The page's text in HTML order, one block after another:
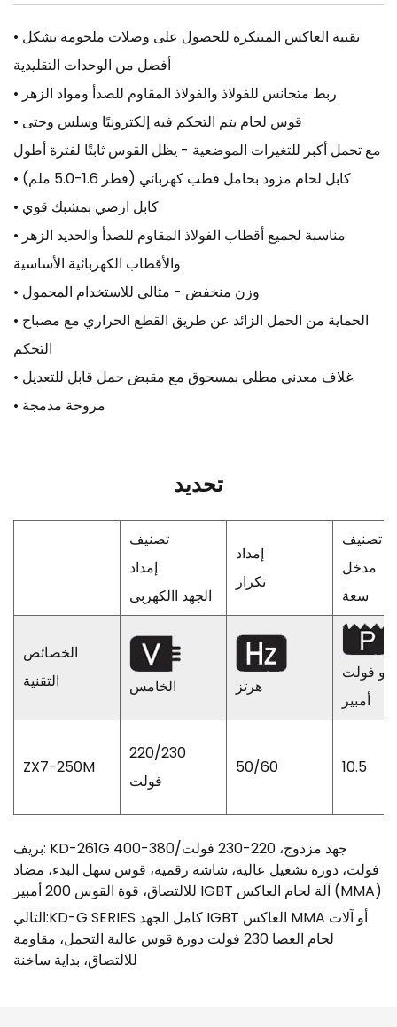
• تقنية العاكس المبتكرة للحصول على وصلات ملحومة بشكل
أفضل من الوحدات التقليدية
• ربط متجانس للفولاذ والفولاذ المقاوم للصدأ ومواد الزهر
• قوس لحام يتم التحكم فيه إلكترونيًا وسلس وحتى
مع تحمل أكبر للتغيرات الموضعية - يظل القوس ثابتًا لفترة أطول
• كابل لحام مزود بحامل قطب كهربائي (قطر 1.6-5.0 ملم)
• كابل ارضي بمشبك قوي
• مناسبة لجميع أقطاب الفولاذ المقاوم للصدأ والحديد الزهر
والأقطاب الكهربائية الأساسية
• وزن منخفض - مثالي للاستخدام المحمول
• الحماية من الحمل الزائد عن طريق القطع الحراري مع مصباح
التحكم
• غلاف معدني مطلي بمسحوق مع مقبض حمل قابل للتعديل.
• مروحة مدمجة
تحديد
تصنيف
إمداد
الجهد االكهربى
إمداد
تكرار
تصنيف
مدخل
سعة
الخصائص
التقنية
الخامس هرتز
فولت
أمبير
ZX7-250M
220/230
فولت
50/60 10.5
بريف: KD-261G جهد مزدوج، 220-230 فولت/380-400
فولت، دورة تشغيل عالية، شاشة رقمية، قوس سهل البدء، مضاد
للالتصاق، قوة القوس 200 أمبير IGBT آلة لحام العاكس (MMA)
التالي:KD-G SERIES كامل الجهد IGBT العاكس MMA أو آلات
لحام العصا 230 فولت دورة قوس عالية التحمل، مقاومة
للالتصاق، بداية ساخنة